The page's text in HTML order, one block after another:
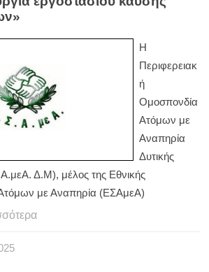
Η
Περιφερειακ
ή
Ομοσπονδία
Ατόμων με
Αναπηρία
Δυτικής
Δ.Μ), μέλος της Εθνικής
με Αναπηρία (ΕΣΑμεΑ)